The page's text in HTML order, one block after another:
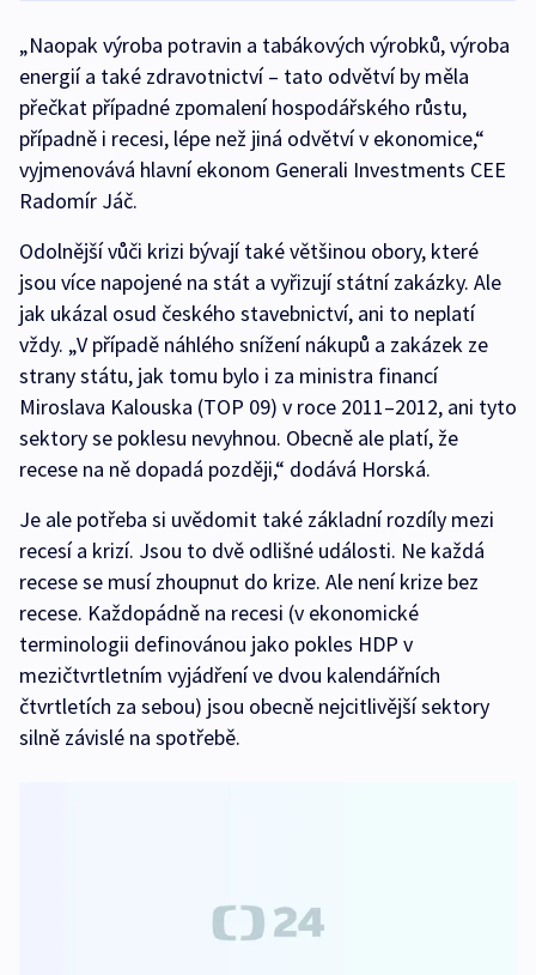
„Naopak výroba potravin a tabákových výrobků, výroba
energií a také zdravotnictví – tato odvětví by měla
přečkat případné zpomalení hospodářského růstu,
případně i recesi, lépe než jiná odvětví v ekonomice,“
vyjmenovává hlavní ekonom Generali Investments CEE
Radomír Jáč.
Odolnější vůči krizi bývají také většinou obory, které
jsou více napojené na stát a vyřizují státní zakázky. Ale
jak ukázal osud českého stavebnictví, ani to neplatí
vždy. „V případě náhlého snížení nákupů a zakázek ze
strany státu, jak tomu bylo i za ministra financí
Miroslava Kalouska (TOP 09) v roce 2011–2012, ani tyto
sektory se poklesu nevyhnou. Obecně ale platí, že
recese na ně dopadá později,“ dodává Horská.
Je ale potřeba si uvědomit také základní rozdíly mezi
recesí a krizí. Jsou to dvě odlišné události. Ne každá
recese se musí zhoupnut do krize. Ale není krize bez
recese. Každopádně na recesi (v ekonomické
terminologii definovánou jako pokles HDP v
mezičtvrtletním vyjádření ve dvou kalendářních
čtvrtletích za sebou) jsou obecně nejcitlivější sektory
silně závislé na spotřebě.